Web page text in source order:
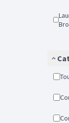
Laurent Bonnevay La Soie Les